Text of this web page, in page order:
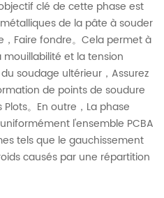
clé de cette phase est
de la pâte à souder
Faire fondre。Cela permet à
et la tension
soudage ultérieur，Assurez
de points de soudure
。En outre，La phase
l'ensemble PCBA
tels que le gauchissement
causés par une répartition